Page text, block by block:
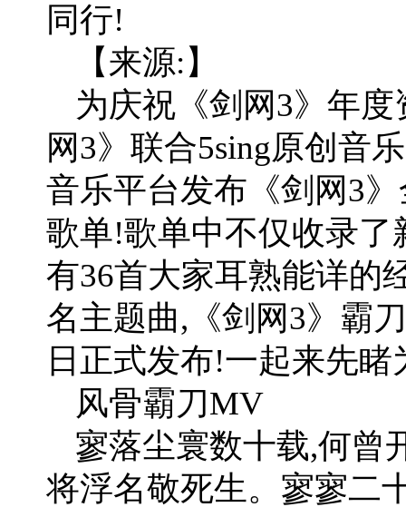
同行!
【来源:】
为庆祝《剑网3》年
网3》联合5sing原创音
音乐平台发布《剑网3
歌单!歌单中不仅收录
有36首大家耳熟能详的
名主题曲,《剑网3》霸
日正式发布!一起来先睹
风骨霸刀MV
寥落尘寰数十载,何曾
将浮名敬死生。寥寥二